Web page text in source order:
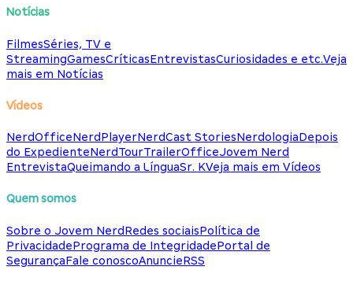
Notícias
FilmesSéries, TV e
StreamingGamesCríticasEntrevistasCuriosidades e etc.Veja
mais em Notícias
Vídeos
NerdOfficeNerdPlayerNerdCast StoriesNerdologiaDepois
do ExpedienteNerdTourTrailerOfficeJovem Nerd
EntrevistaQueimando a LínguaSr. KVeja mais em Vídeos
Quem somos
Sobre o Jovem NerdRedes sociaisPolítica de
PrivacidadePrograma de IntegridadePortal de
SegurançaFale conoscoAnuncieRSS